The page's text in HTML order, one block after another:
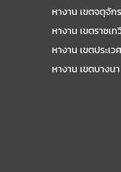
หางาน เขตจตุจักร
หางาน เขตราชเท
หางาน เขตประเวศ
หางาน เขตบางนา